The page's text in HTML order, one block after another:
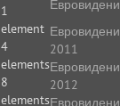
1
element
4
elements
8
elements
2011
2012